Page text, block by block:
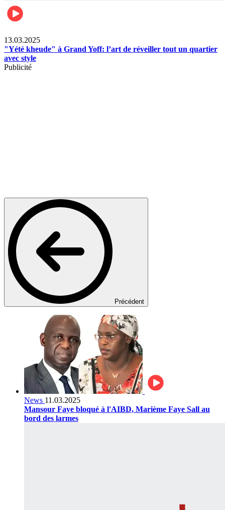
13.03.2025
"Yété kheude" à Grand Yoff: l’art de réveiller tout un quartier
avec style
Publicité
Précédent
News 11.03.2025
Mansour Faye bloqué à l'AIBD, Marième Faye Sall au
bord des larmes